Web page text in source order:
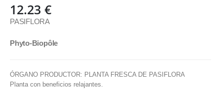
12.23 €
PASIFLORA
Phyto-Biopôle
ÓRGANO PRODUCTOR: PLANTA FRESCA DE PASIFLORA
Planta con beneficios relajantes.